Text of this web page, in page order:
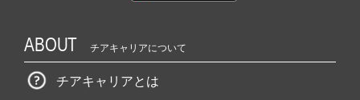
ABOUT チアキャリアについて
チアキャリアとは